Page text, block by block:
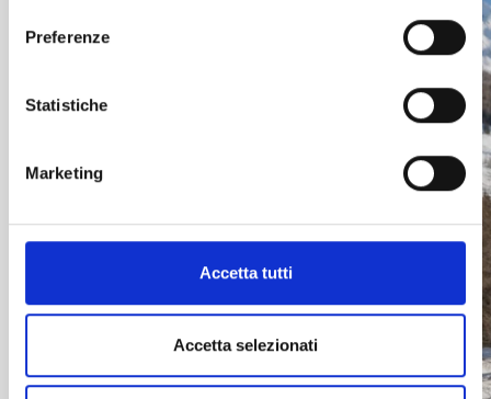
Preferenze
Statistiche
Marketing
Accetta tutti
Accetta selezionati